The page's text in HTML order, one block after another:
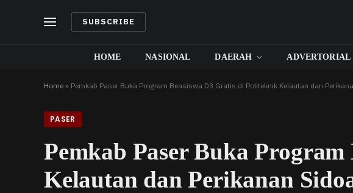
SUBSCRIBE
HOME NASIONAL DAERAH ADVERTORIAL
Home » Pemkab Paser Buka Program Beasiswa D3 Gratis di Politeknik Kelautan dan
PASER
Pemkab Paser Buka
Kelautan dan Perikanan